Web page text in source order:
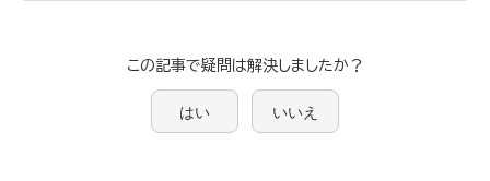
この記事で疑問は解決しましたか？
はい いいえ